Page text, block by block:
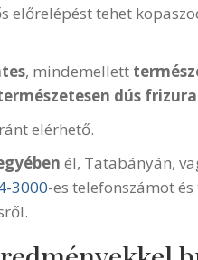
előrelépést tehet
, mindemellett
dús frizura
elérhető.
él, Tatabányán,
3000-es telefonszámot